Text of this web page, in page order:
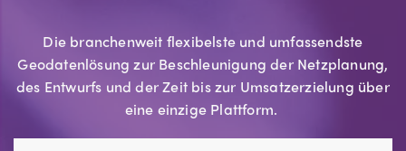
Die branchenweit flexibelste und umfassendste
Geodatenlösung zur Beschleunigung der Netzplanung,
des Entwurfs und der Zeit bis zur Umsatzerzielung über
eine einzige Plattform.